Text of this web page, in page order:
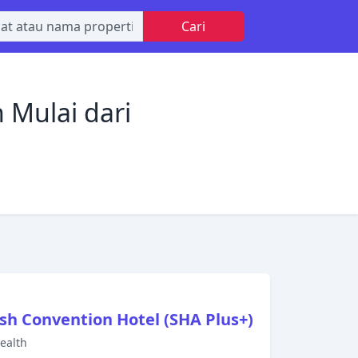
Cari
Mulai dari
Convention Hotel (SHA Plus+)